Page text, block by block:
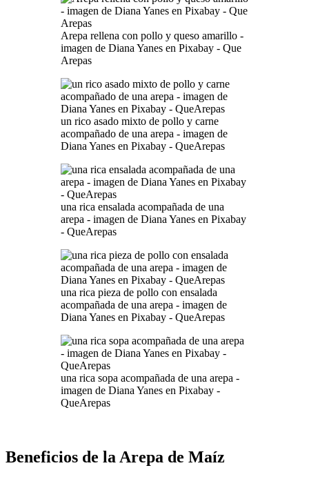
Arepa rellena con pollo y queso amarillo -
imagen de Diana Yanes en Pixabay - Que
Arepas
un rico asado mixto de pollo y carne
acompañado de una arepa - imagen de
Diana Yanes en Pixabay - QueArepas
una rica ensalada acompañada de una
arepa - imagen de Diana Yanes en Pixabay
- QueArepas
una rica pieza de pollo con ensalada
acompañada de una arepa - imagen de
Diana Yanes en Pixabay - QueArepas
una rica sopa acompañada de una arepa -
imagen de Diana Yanes en Pixabay -
QueArepas
Beneficios de la Arepa de Maíz